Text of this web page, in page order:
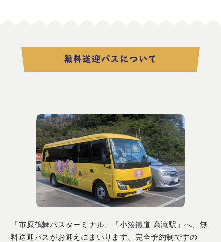
無料送迎バスについて
「市原鶴舞バスターミナル」「小湊鐵道 高滝駅」へ、無
料送迎バスがお迎えにまいります。完全予約制ですの